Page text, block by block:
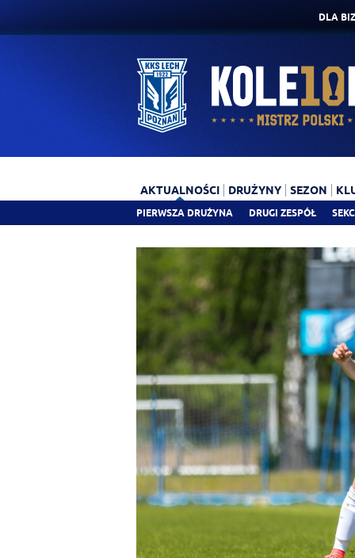
DLA
AKTUALNOŚCI
PIERWSZA DRUŻYNA DRUGI ZESPÓŁ
DRUŻYNY SEZON